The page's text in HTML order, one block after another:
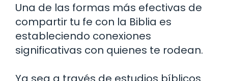
Una de las formas más efectivas de
compartir tu fe con la Biblia es
estableciendo conexiones
significativas con quienes te rodean.